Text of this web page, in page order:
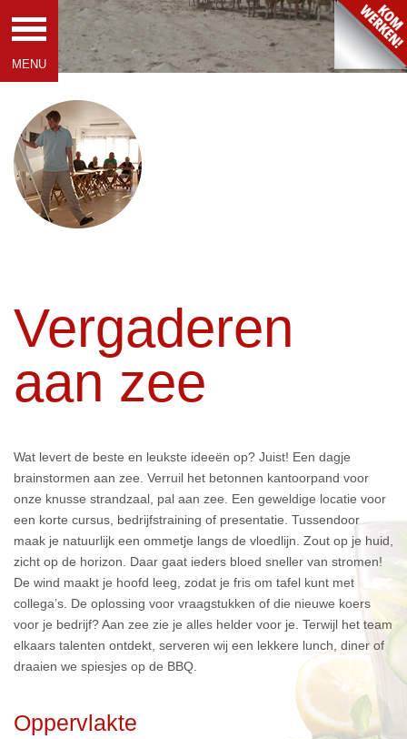
Vergaderen
aan zee
Wat levert de beste en leukste ideeën op? Juist! Een dagje
brainstormen aan zee. Verruil het betonnen kantoorpand voor
onze knusse strandzaal, pal aan zee. Een geweldige locatie voor
een korte cursus, bedrijfstraining of presentatie. Tussendoor
maak je natuurlijk een ommetje langs de vloedlijn. Zout op je huid,
zicht op de horizon. Daar gaat ieders bloed sneller van stromen!
De wind maakt je hoofd leeg, zodat je fris om tafel kunt met
collega’s. De oplossing voor vraagstukken of die nieuwe koers
voor je bedrijf? Aan zee zie je alles helder voor je. Terwijl het team
elkaars talenten ontdekt, serveren wij een lekkere lunch, diner of
draaien we spiesjes op de BBQ.
Oppervlakte